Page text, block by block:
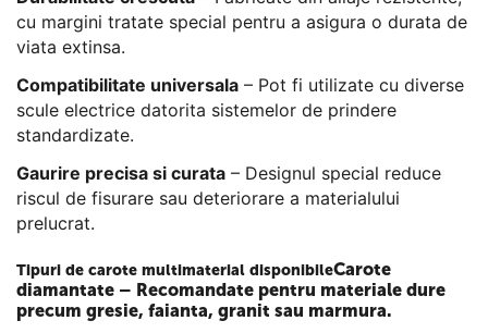
cu margini tratate special pentru a asigura o durata de
viata extinsa.
Compatibilitate universala – Pot fi utilizate cu diverse
scule electrice datorita sistemelor de prindere
standardizate.
Gaurire precisa si curata – Designul special reduce
riscul de fisurare sau deteriorare a materialului
prelucrat.
Tipuri de carote multimaterial disponibileCarote
diamantate – Recomandate pentru materiale dure
precum gresie, faianta, granit sau marmura.